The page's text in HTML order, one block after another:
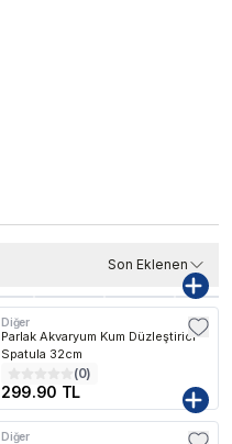
Son Eklenen
Diğer
Parlak Akvaryum Kum Düzleştirici
Spatula 32cm
(0)
299.90 TL
Diğer